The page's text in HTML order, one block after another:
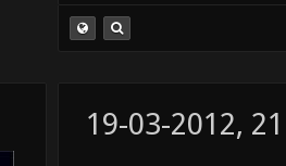
19-03-2012,